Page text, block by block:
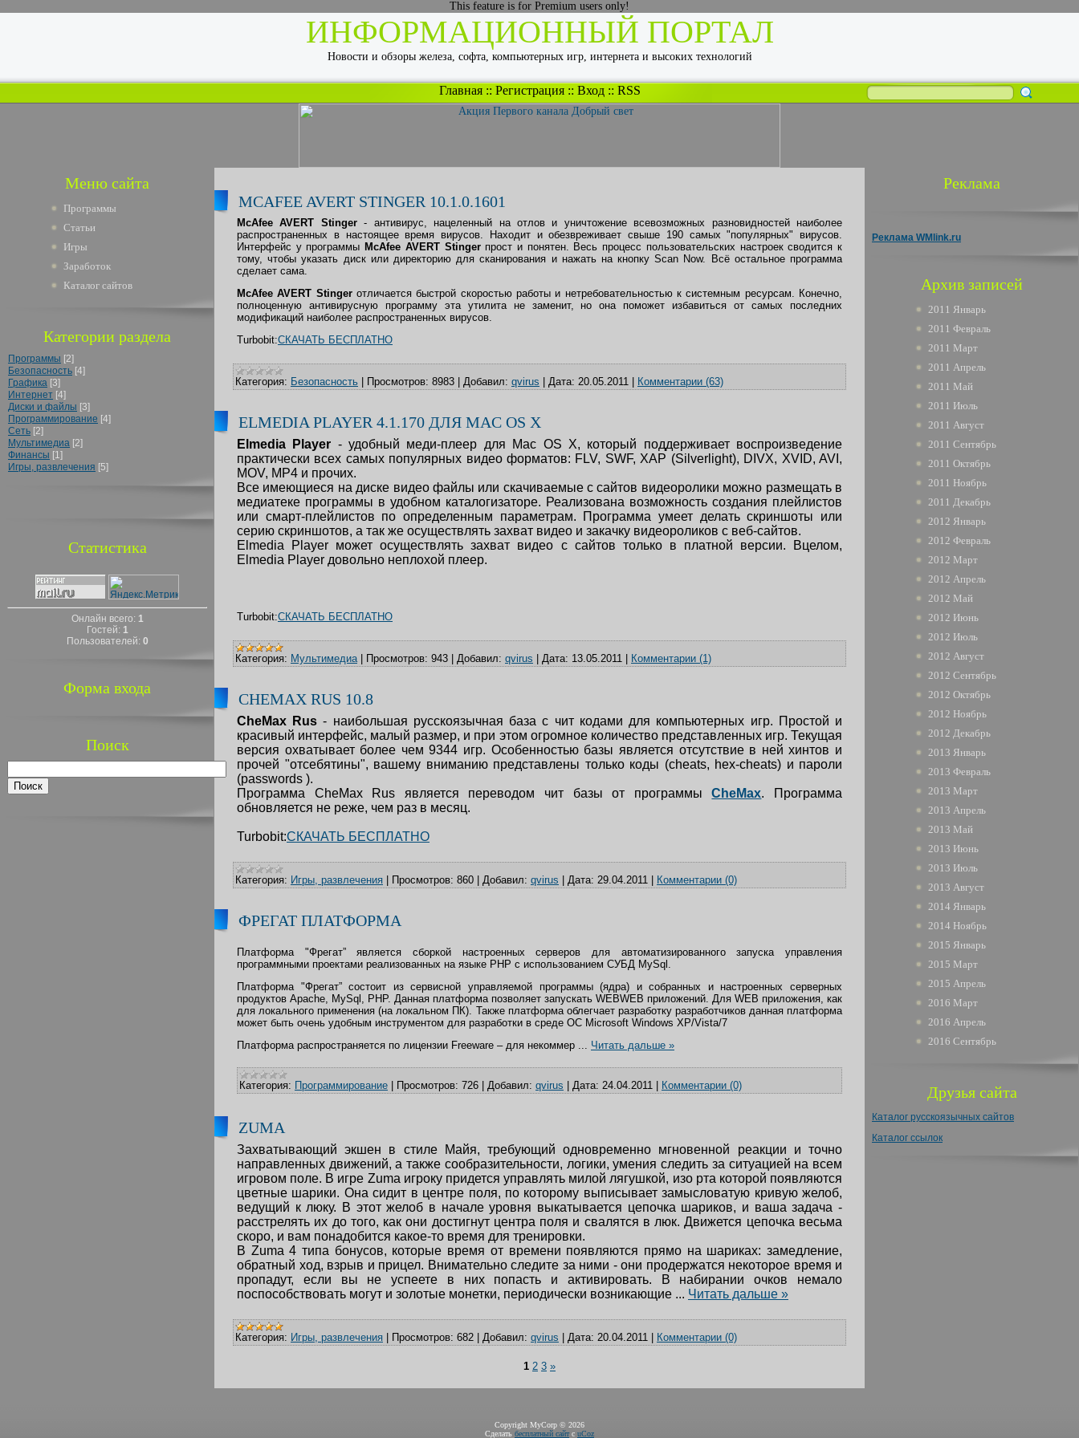
This feature is for Premium users only!
ИНФОРМАЦИОННЫЙ ПОРТАЛ
Новости и обзоры железа, софта, компьютерных игр, интернета и высоких технологий
Главная:: Регистрация:: Вход:: RSS
Меню сайта
Программы
Статьи
Игры
Заработок
Каталог сайтов
Категории раздела
Программы [2]
Безопасность [4]
Графика [3]
Интернет [4]
Диски и файлы [3]
Программирование [4]
Сеть [2]
Мультимедиа [2]
Финансы [1]
Игры, развлечения [5]
Статистика
Онлайн всего: 1
Гостей: 1
Пользователей: 0
Форма входа
Поиск
MCAFEE AVERT STINGER 10.1.0.1601
McAfee AVERT Stinger- антивирус, нацеленный на отлов и уничтожение всевозможных разновидностей наиболее
распространенных в настоящее время вирусов. Находит и обезвреживает свыше 190 самых "популярных" вирусов.
Интерфейс у программы McAfee AVERT Stingerпрост и понятен. Весь процесс пользовательских настроек сводится к
тому, чтобы указать диск или директорию для сканирования и нажать на кнопку Scan Now. Всё остальное программа
сделает сама.
McAfee AVERT Stingerотличается быстрой скоростью работы и нетребовательностью к системным ресурсам. Конечно,
полноценную антивирусную программу эта утилита не заменит, но она поможет избавиться от самых последних
модификаций наиболее распространенных вирусов.
Turbobit:СКАЧАТЬ БЕСПЛАТНО
Категория: Безопасность Просмотров: 8983 Добавил: qvirus Дата: 20.05.2011 Комментарии (63)
ELMEDIA PLAYER 4.1.170 ДЛЯ MAC OS X
Elmedia Player - удобный меди-плеер для Mac OS X, который поддерживает воспроизведение
практически всех самых популярных видео форматов: FLV, SWF, XAP (Silverlight), DIVX, XVID, AVI,
MOV, MP4 и прочих.
Все имеющиеся на диске видео файлы или скачиваемые с сайтов видеоролики можно размещать в
медиатеке программы в удобном каталогизаторе. Реализована возможность создания плейлистов
или смарт-плейлистов по определенным параметрам. Программа умеет делать скриншоты или
серию скриншотов, а так же осуществлять захват видео и закачку видеороликов с веб-сайтов.
Elmedia Player может осуществлять захват видео с сайтов только в платной версии. Вцелом,
Elmedia Player довольно неплохой плеер.
Turbobit:СКАЧАТЬ БЕСПЛАТНО
Категория: Мультимедиа Просмотров: 943 Добавил: qvirus Дата: 13.05.2011 Комментарии (1)
CHEMAX RUS 10.8
CheMax Rus - наибольшая русскоязычная база с чит кодами для компьютерных игр. Простой и
красивый интерфейс, малый размер, и при этом огромное количество представленных игр. Текущая
версия охватывает более чем 9344 игр. Особенностью базы является отсутствие в ней хинтов и
прочей "отсебятины", вашему вниманию представлены только коды (cheats, hex-cheats) и пароли
(passwords ).
Программа CheMax Rus является переводом чит базы от программыCheMax. Программа
обновляется не реже, чем раз в месяц.
Turbobit:СКАЧАТЬ БЕСПЛАТНО
Категория: Игры, развлечения Просмотров: 860 Добавил: qvirus Дата: 29.04.2011 Комментарии (0)
ФРЕГАТ ПЛАТФОРМА
Платформа "Фрегат” является сборкой настроенных серверов для автоматизированного запуска управления
программными проектами реализованных на языке PHP с использованием СУБД MySql.
Платформа "Фрегат” состоит из сервисной управляемой программы (ядра) и собранных и настроенных серверных
продуктов Apache, MySql, PHP. Данная платформа позволяет запускать WEBWEB приложений. Для WEB приложения, как
для локального применения (на локальном ПК). Также платформа облегчает разработку разработчиков данная платформа
может быть очень удобным инструментом для разработки в среде ОС Microsoft Windows XP/Vista/7
Платформа распространяется по лицензии Freeware – для некоммер ... Читать дальше »
Категория: Программирование Просмотров: 726 Добавил: qvirus Дата: 24.04.2011 Комментарии (0)
ZUMA
Захватывающий экшен в стиле Майя, требующий одновременно мгновенной реакции и точно
направленных движений, а также сообразительности, логики, умения следить за ситуацией на всем
игровом поле. В игре Zuma игроку придется управлять милой лягушкой, изо рта которой появляются
цветные шарики. Она сидит в центре поля, по которому выписывает замысловатую кривую желоб,
ведущий к люку. В этот желоб в начале уровня выкатывается цепочка шариков, и ваша задача -
расстрелять их до того, как они достигнут центра поля и свалятся в люк. Движется цепочка весьма
скоро, и вам понадобится какое-то время для тренировки.
В Zuma 4 типа бонусов, которые время от времени появляются прямо на шариках: замедление,
обратный ход, взрыв и прицел. Внимательно следите за ними - они продержатся некоторое время и
пропадут, если вы не успеете в них попасть и активировать. В набирании очков немало
поспособствовать могут и золотые монетки, периодически возникающие ... Читать дальше »
Категория: Игры, развлечения Просмотров: 682 Добавил: qvirus Дата: 20.04.2011 Комментарии (0)
1 2 3 »
Реклама
Реклама WMlink.ru
Архив записей
2011 Январь
2011 Февраль
2011 Март
2011 Апрель
2011 Май
2011 Июль
2011 Август
2011 Сентябрь
2011 Октябрь
2011 Ноябрь
2011 Декабрь
2012 Январь
2012 Февраль
2012 Март
2012 Апрель
2012 Май
2012 Июнь
2012 Июль
2012 Август
2012 Сентябрь
2012 Октябрь
2012 Ноябрь
2012 Декабрь
2013 Январь
2013 Февраль
2013 Март
2013 Апрель
2013 Май
2013 Июнь
2013 Июль
2013 Август
2014 Январь
2014 Ноябрь
2015 Январь
2015 Март
2015 Апрель
2016 Март
2016 Апрель
2016 Сентябрь
Друзья сайта
Каталог русскоязычных сайтов
Каталог ссылок
Copyright MyCorp © 2026
Сделать бесплатный сайтс uCoz